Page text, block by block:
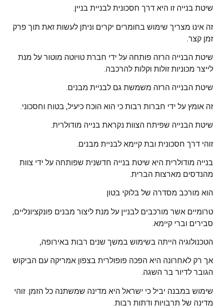
שיטת בנייה זו היא דרך חסכונית לבניית בניין.
זה אינו מצריך שימוש בחומרים יקרים וניתן לעשות זאת תוך פרק
זמן קצר.
שיטת הבנייה הרזה פותחה על ידי חברת טויוטה מוטור על מנת
לייצר מכוניות זולות וקלות להרכבה.
שיטת הבנייה הרזה משמשת גם לבניית מבנים.
זה אומץ על ידי חברות רבות כי הוא הוכח כיעיל, בטוח וחסכוני.
שיטת הבנייה שפיתח הצוות נקראת בנייה מודולרית.
זוהי דרך חסכונית ובת קיימא לבניית מבנים.
בנייה מודולרית היא שיטת בנייה חדשנית שפותחה על ידי צוות
מהנדסים מארצות הברית.
הוא מורכב מסדרה של בלוקי בטון
טרומיים אשר מורכבים לבניין על מנת ליצור מבנים פונקציונליים,
סבירים וברי קיימא.
הטכנולוגיה הייתה בשימוש במשך שנים רבות באירופה,
אך רק לאחרונה היא הפכה פופולרית בצפון אמריקה עם הביקוש
הגובר לדיור בר השגה.
שימוש במבנה יביל כי ישראל היא מדינה שמשתנה כל הזמן. זוהי
מדינה של תרבויות ודתות רבות.